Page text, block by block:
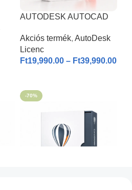
AUTODESK AUTOCAD
1-3 éves licenc I
Akciós termék, AutoDesk
Licenc
Ft19,990.00 – Ft39,990.00
-70%